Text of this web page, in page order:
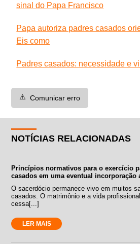
sinal do Papa Francisco
Papa autoriza padres casados
Eis como
Padres casados: necessidade e
⚠️ Comunicar erro
NOTÍCIAS RELACIONADAS
Princípios normativos para o exercício
casados em uma eventual incorporação
O sacerdócio permanece vivo em muitos
casados. O matrimônio e a vida
cessa[...]
LER MAIS